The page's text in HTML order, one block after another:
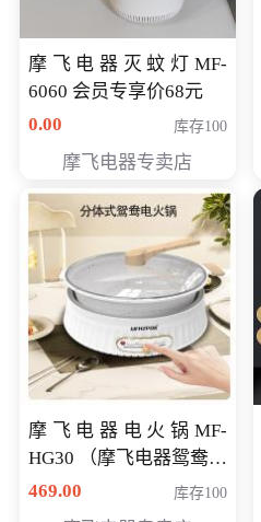
摩飞电器灭蚊灯MF-
6060 会员专享价68元
0.00
库存100
摩飞电器专卖店
摩飞电器电火锅MF-
HG30 （摩飞电器鸳鸯锅
MF-HG30 ） 会员专享价
469.00 库存100